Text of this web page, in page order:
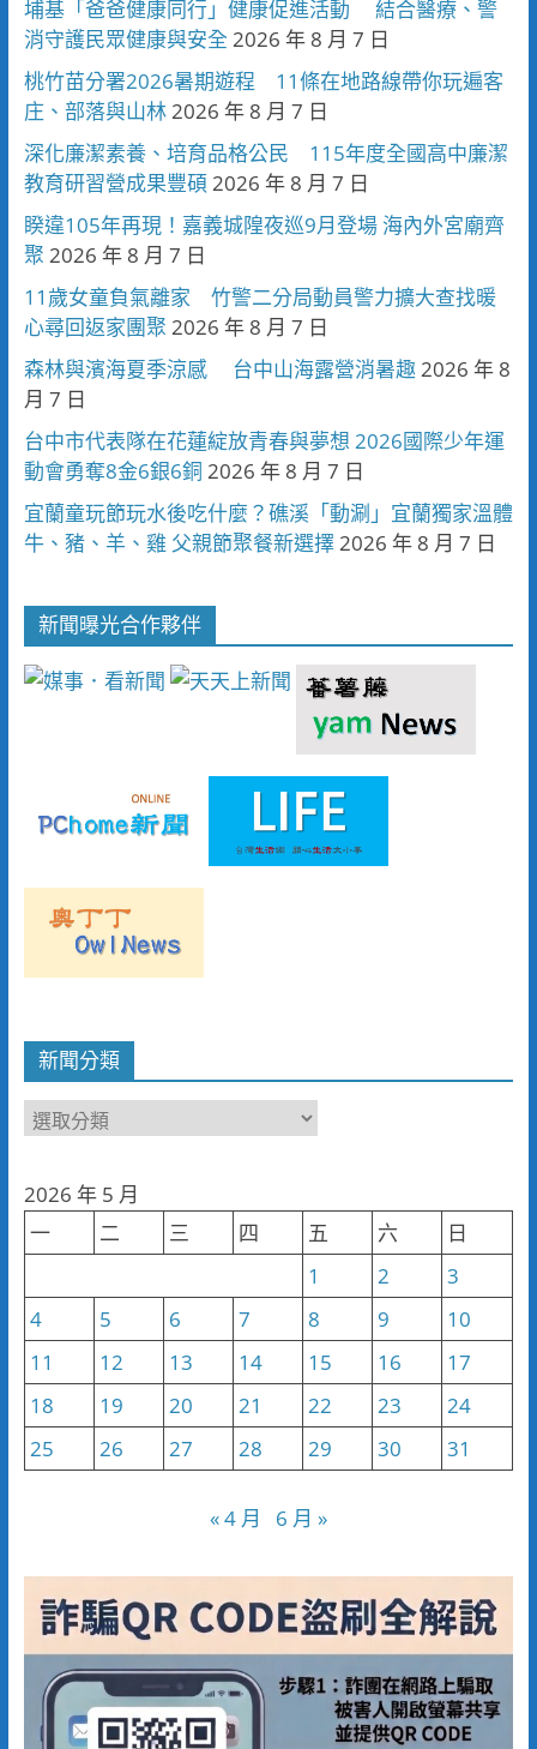
埔基「爸爸健康同行」健康促進活動 結合醫療、警
消守護民眾健康與安全 2026 年 8 月 7 日
桃竹苗分署2026暑期遊程 11條在地路線帶你玩遍客
庄、部落與山林2026 年 8 月 7 日
深化廉潔素養、培育品格公民 115年度全國高中廉潔
教育研習營成果豐碩 2026 年 8 月 7 日
睽違105年再現！嘉義城隍夜巡9月登場 海內外宮廟齊
聚 2026 年 8 月 7 日
11歲女童負氣離家 竹警二分局動員警力擴大查找暖
心尋回返家團聚 2026 年 8 月 7 日
森林與濱海夏季涼感 台中山海露營消暑趣2026 年 8
月 7 日
台中市代表隊在花蓮綻放青春與夢想 2026國際少年運
動會勇奪8金6銀6銅 2026 年 8 月 7 日
宜蘭童玩節玩水後吃什麼？礁溪「動涮」宜蘭獨家溫體
牛、豬、羊、雞 父親節聚餐新選擇2026 年 8 月 7 日
新聞曝光合作夥伴
新聞分類
新
類
2026 年 5 月
一
二 三 四 五 六
日
1
2
3
4
5 6 7 8 9
10
11
12 13 14 15 16
17
18
19 20 21 22 23
24
25
26 27 28 29 30 31
« 4 月 6 月 »